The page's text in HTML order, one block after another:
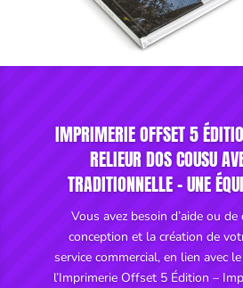
IMPRIMERIE OFFSET 5
RELIEUR DOS COUSU
TRADITIONNELLE - UNE
Vous avez besoin d’aide ou
conception et la création de
service commercial, en lien avec
l’Imprimerie Offset 5 Édition –